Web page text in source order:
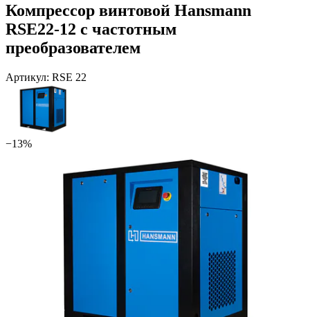
Компрессор винтовой Hansmann
RSE22-12 с частотным
преобразователем
Артикул: RSE 22
−13%